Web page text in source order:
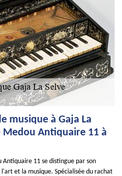
musique à Gaja La
Medou Antiquaire 11 à
11 se distingue par son
et la musique. Spécialisée du rachat